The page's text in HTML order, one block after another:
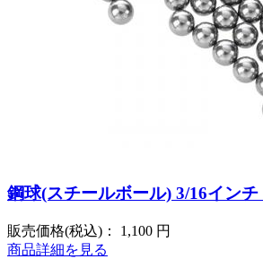
鋼球(スチールボール) 3/16インチ
販売価格(税込)： 1,100 円
商品詳細を見る